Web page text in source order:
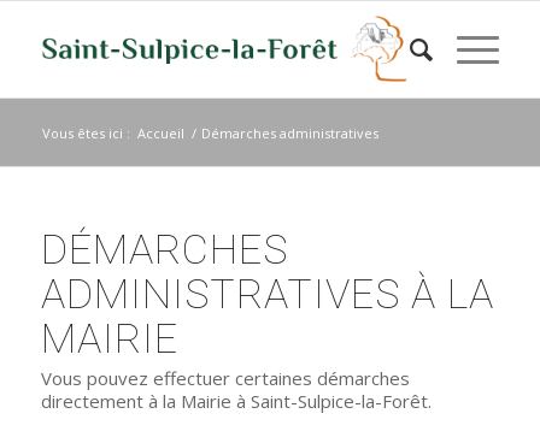
Vous êtes ici : Accueil / Démarches administratives
DÉMARCHES
ADMINISTRATIVES À LA
MAIRIE
Vous pouvez effectuer certaines démarches
directement à la Mairie à Saint-Sulpice-la-Forêt.